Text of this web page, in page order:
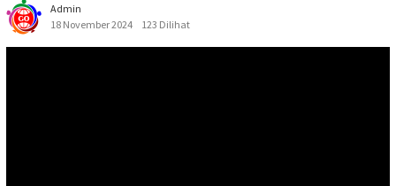
Admin
18 November 2024
123 Dilihat